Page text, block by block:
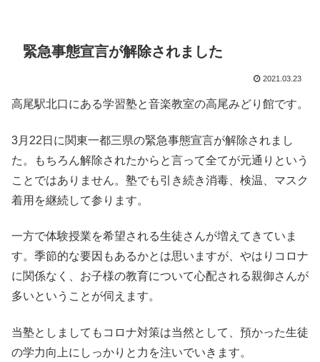
緊急事態宣言が解除されました
2021.03.23
高尾駅北口にある学習塾と音楽教室の高尾みどり館です。
3月22日に関東一都三県の緊急事態宣言が解除されまし
た。もちろん解除されたからと言って全てが元通りという
ことではありません。塾でも引き続き消毒、検温、マスク
着用を継続して参ります。
一方で体験授業を希望される生徒さんが増えてきていま
す。季節的な要因もあるかとは思いますが、やはりコロナ
に関係なく、お子様の教育について心配される親御さんが
多いということが伺えます。
当塾としましてもコロナ対策は当然として、預かった生徒
の学力向上にしっかりと力を注いでいきます。